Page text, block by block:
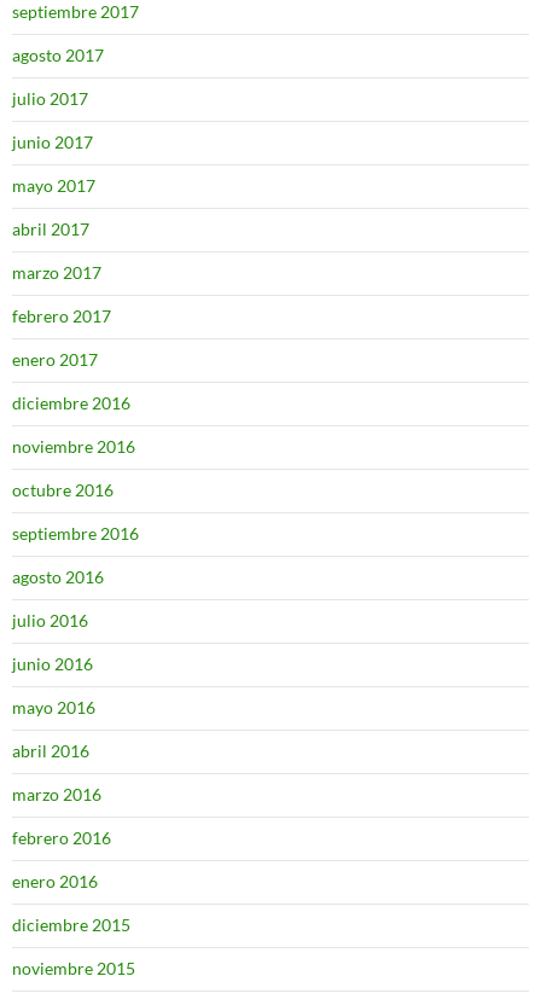
septiembre 2017
agosto 2017
julio 2017
junio 2017
mayo 2017
abril 2017
marzo 2017
febrero 2017
enero 2017
diciembre 2016
noviembre 2016
octubre 2016
septiembre 2016
agosto 2016
julio 2016
junio 2016
mayo 2016
abril 2016
marzo 2016
febrero 2016
enero 2016
diciembre 2015
noviembre 2015